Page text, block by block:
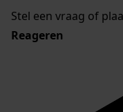
Stel een vraag of
Reageren